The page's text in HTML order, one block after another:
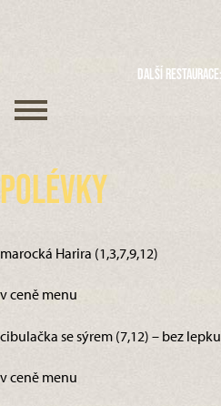
Další restaurace
Polévky
marocká Harira (1,3,7,9,12)
v ceně menu
cibulačka se sýrem (7,12) – bez lepku
v ceně menu